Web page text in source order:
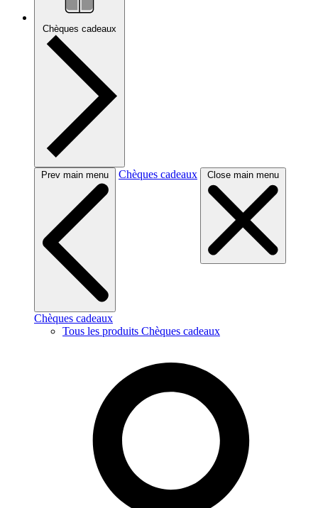
Chèques cadeaux
Prev main menu Chèques cadeaux Close main menu
Chèques cadeaux
Tous les produits Chèques cadeaux